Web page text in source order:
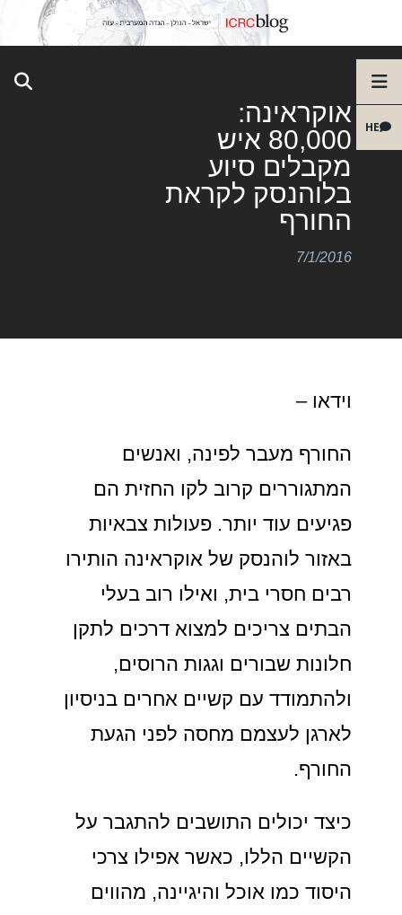
HE
אוקראינה:
80,000 איש
מקבלים סיוע
בלוהנסק לקראת
החורף
7/1/2016
וידאו –
החורף מעבר לפינה, ואנשים
המתגוררים קרוב לקו החזית הם
פגיעים עוד יותר. פעולות צבאיות
באזור לוהנסק של אוקראינה הותירו
רבים חסרי בית, ואילו רוב בעלי
הבתים צריכים למצוא דרכים לתקן
חלונות שבורים וגגות הרוסים,
ולהתמודד עם קשיים אחרים בניסיון
לארגן לעצמם מחסה לפני הגעת
החורף.
כיצד יכולים התושבים להתגבר על
הקשיים הללו, כאשר אפילו צרכי
היסוד כמו אוכל והיגיינה, מהווים